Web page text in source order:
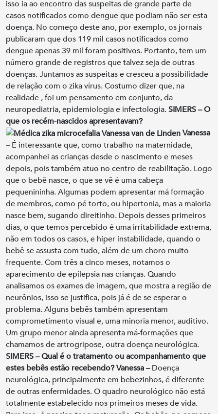
isso ia ao encontro das suspeitas de grande parte de
casos notificados como dengue que podiam não ser esta
doença. No começo deste ano, por exemplo, os jornais
publicaram que dos 119 mil casos notificados como
dengue apenas 39 mil foram positivos. Portanto, tem um
número grande de registros que talvez seja de outras
doenças. Juntamos as suspeitas e cresceu a possibilidade
de relação com o zika vírus. Costumo dizer que, na
realidade , foi um pensamento em conjunto, da
neuropediatria, epidemiologia e infectologia.SIMERS – O
que os recém-nascidos apresentavam?
Vanessa
–É interessante que, como trabalho na maternidade,
acompanhei as crianças desde o nascimento e meses
depois, pois também atuo no centro de reabilitação. Logo
que o bebê nasce, o que se vê é uma cabeça
pequenininha. Algumas podem apresentar má formação
de membros, como pé torto, ou hipertonia, mas a maioria
nasce bem, sugando direitinho. Depois desses primeiros
dias, o que temos percebido é uma irritabilidade extrema,
não em todos os casos, e hiper instabilidade, quando o
bebê se assusta com tudo, além de um choro muito
frequente. Com três a cinco meses, notamos o
aparecimento de epilepsia nas crianças. Quando
analisamos os exames de imagem, que mostra a região de
neurônios, isso se justifica, pois já é de se esperar o
problema. Alguns bebês também apresentam
comprometimento visual e, uma minoria menor, auditivo.
Um grupo menor ainda apresenta má-formações que
chamamos de artrogripose, outra doença neurológica.
SIMERS – Qual é o tratamento ou acompanhamento que
estes bebês estão recebendo?Vanessa –Doença
neurológica, principalmente em bebezinhos, é diferente
de outras enfermidades. O quadro neurológico não está
totalmente estabelecido nos primeiros meses de vida.